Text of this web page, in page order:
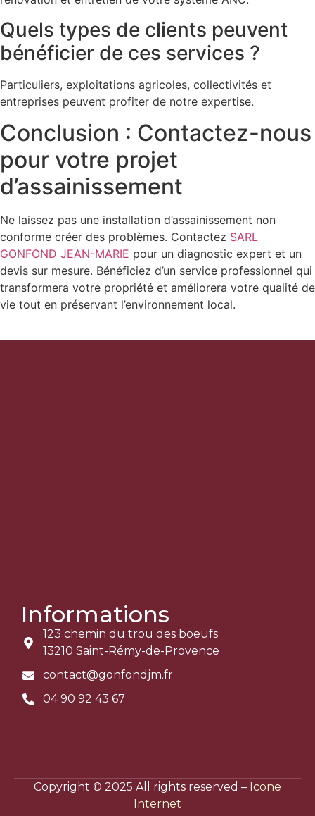
Quels types de clients peuvent
bénéficier de ces services ?
Particuliers, exploitations agricoles, collectivités et
entreprises peuvent profiter de notre expertise.
Conclusion : Contactez-nous
pour votre projet
d’assainissement
Ne laissez pas une installation d’assainissement non
conforme créer des problèmes. Contactez SARL
GONFOND JEAN-MARIE pour un diagnostic expert et un
devis sur mesure. Bénéficiez d’un service professionnel qui
transformera votre propriété et améliorera votre qualité de
vie tout en préservant l’environnement local.
Informations
123 chemin du trou des boeufs
13210 Saint-Rémy-de-Provence
contact@gonfondjm.fr
04 90 92 43 67
Copyright © 2025 All rights reserved – Icone
Internet